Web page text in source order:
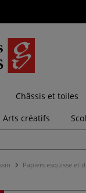
Châssis et toiles
Arts créatifs
Papiers esquisse et